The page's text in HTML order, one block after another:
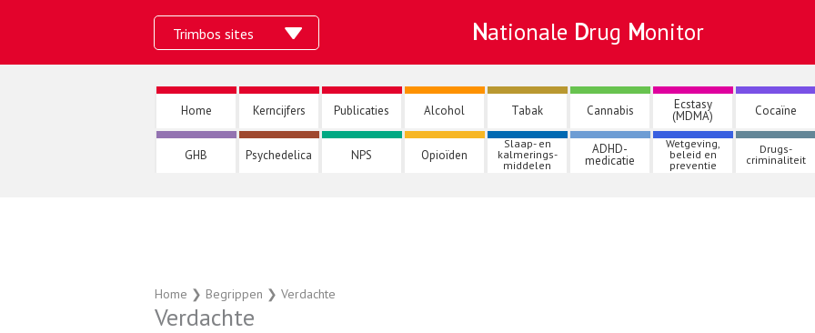
de
Trimbos sites Nationale Drug Monitor
Home Kerncijfers Publicaties Alcohol Tabak Cannabis Ecstasy
(MDMA) Cocaïne
GHB Psychedelica NPS Opioïden
Slaap- en
kalmerings-
middelen
ADHD-
medicatie
Wetgeving,
beleid en
preventie
Drugs-
criminaliteit
Home ❯ Begrippen ❯ Verdachte
Verdachte